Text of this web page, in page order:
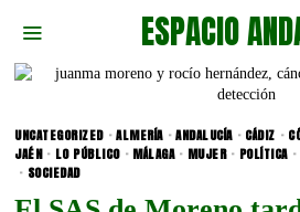
ESPACIO
UNCATEGORIZED · ALMERÍA · ANDALUCÍA · CÁDIZ ·
JAÉN · LO PÚBLICO · MÁLAGA · MUJER · POLÍTICA ·
· SOCIEDAD